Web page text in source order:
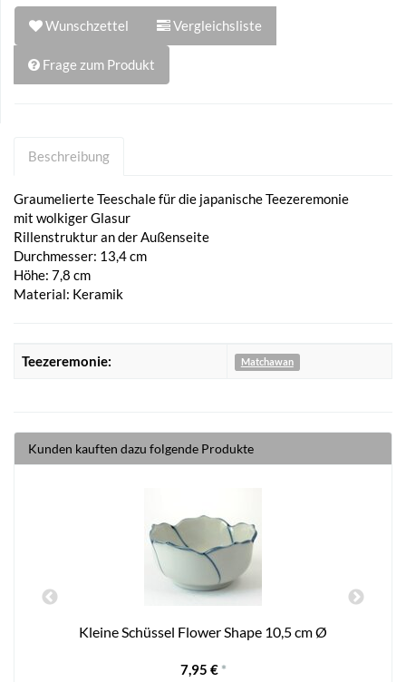
Wunschzettel Vergleichsliste
Frage zum Produkt
Beschreibung
Graumelierte Teeschale für die japanische Teezeremonie
mit wolkiger Glasur
Rillenstruktur an der Außenseite
Durchmesser: 13,4 cm
Höhe: 7,8 cm
Material: Keramik
Teezeremonie: Matchawan
Kunden kauften dazu folgende Produkte
Kleine Schüssel Flower Shape 10,5 cm Ø
7,95 € *